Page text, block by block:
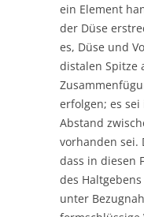
ein Element
der Düse
es, Düse und
distalen Spitze
erfolgen; es
Abstand
vorhanden sei.
dass in diesen
des
unter